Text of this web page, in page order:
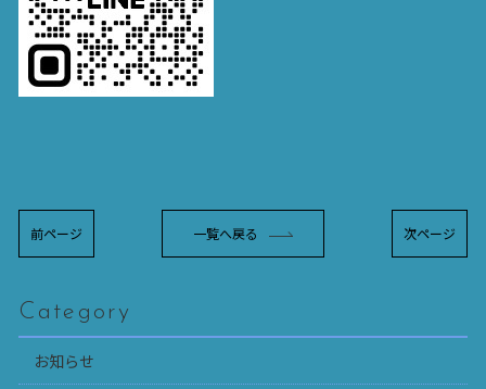
前ページ 一覧へ戻る 次ページ
Category
お知らせ